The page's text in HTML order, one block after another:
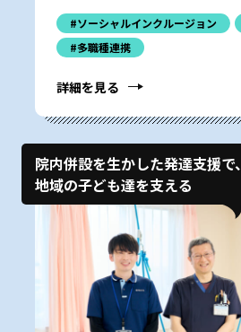
#ソーシャルインクルージョン
#多職種連携
詳細を見る
院内併設を生かした発達支援で、
地域の子ども達を支える